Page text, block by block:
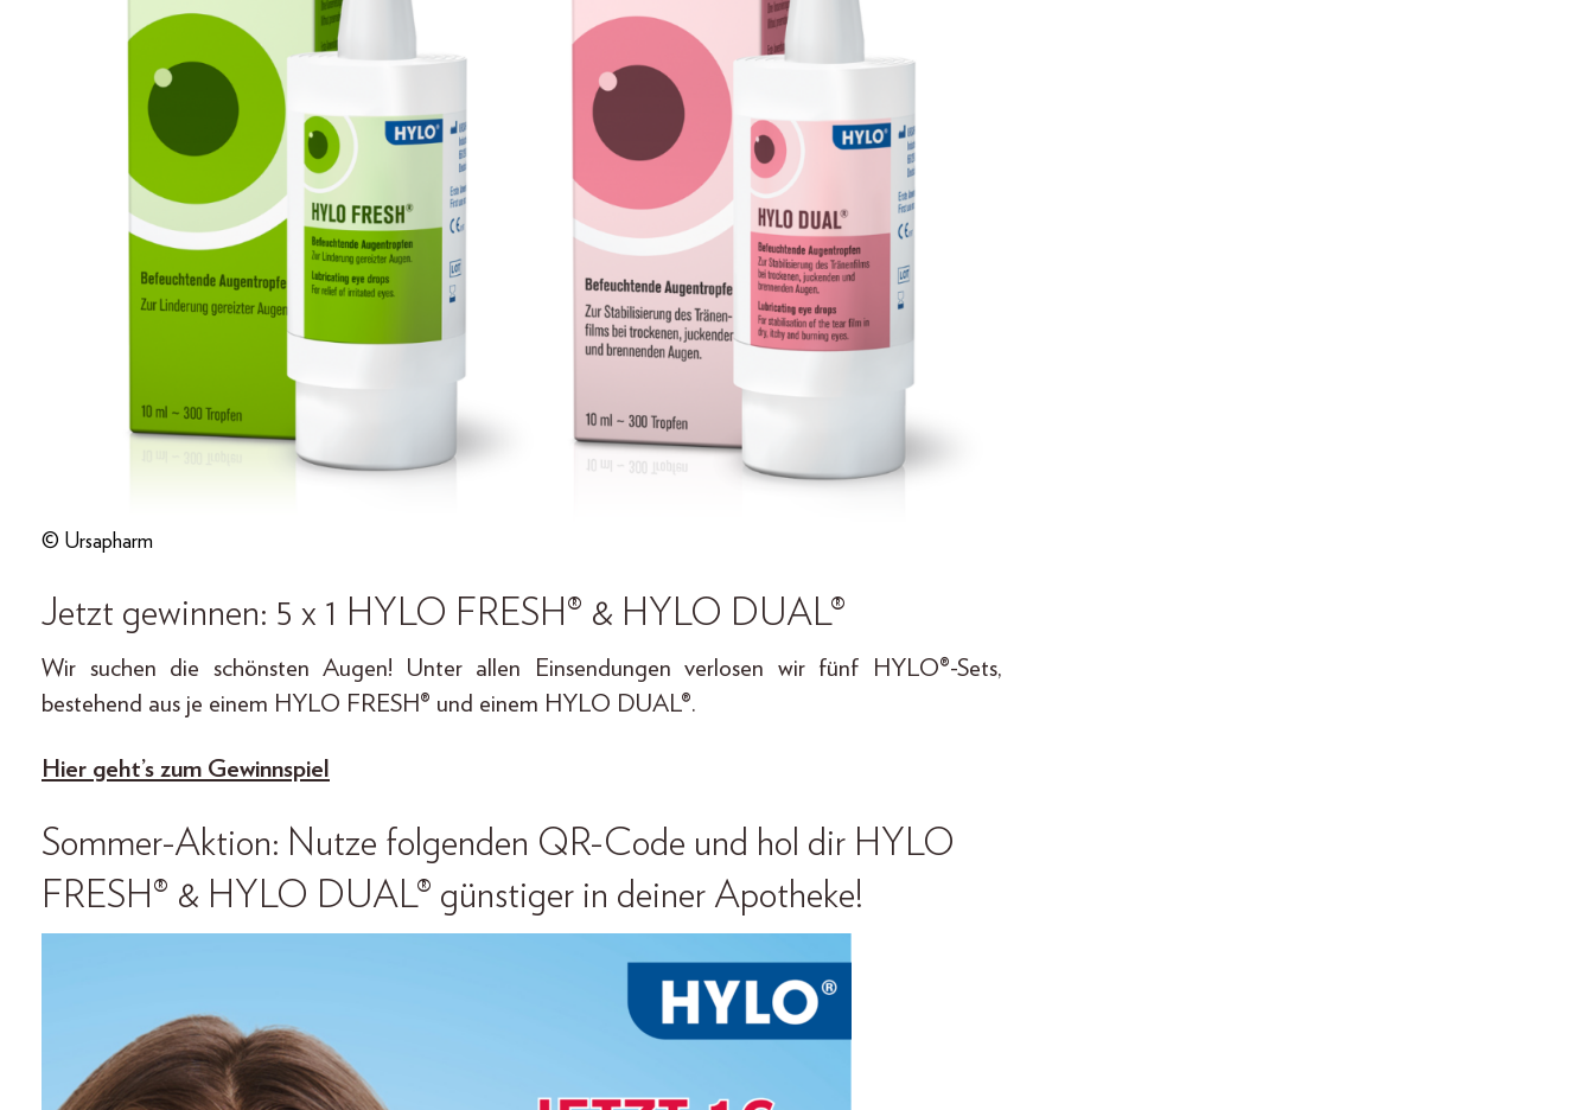
© Ursapharm
Jetzt gewinnen: 5 x 1 HYLO FRESH® & HYLO DUAL®
Wir suchen die schönsten Augen! Unter allen Einsendungen verlosen wir fünf HYLO®-Sets,
bestehend aus je einem HYLO FRESH® und einem HYLO DUAL®.
Hier geht’s zum Gewinnspiel
Sommer-Aktion: Nutze folgenden QR-Code und hol dir HYLO
FRESH® & HYLO DUAL® günstiger in deiner Apotheke!